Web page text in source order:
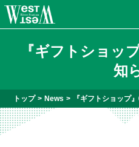
『ギフトショッ
知
トップ News 『ギフトショップ